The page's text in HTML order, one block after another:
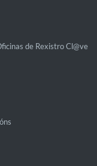
de Rexistro Cl@ve